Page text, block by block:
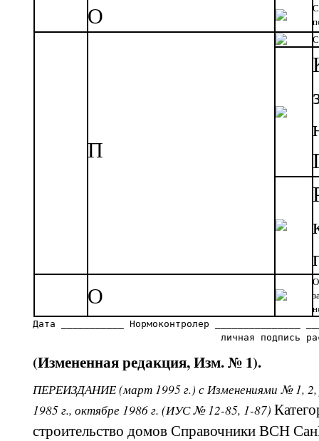
О
П
О
Дата ___________ Нормоконтролер _______________
(Измененная редакция, Изм. № 1).
ПЕРЕИЗДАНИЕ (март 1995 г.) с Изменениями № 1, 2,
1985 г., октябре 1986 г. (ИУС № 12-85, 1-87)
строительство домов Справочники ВСН